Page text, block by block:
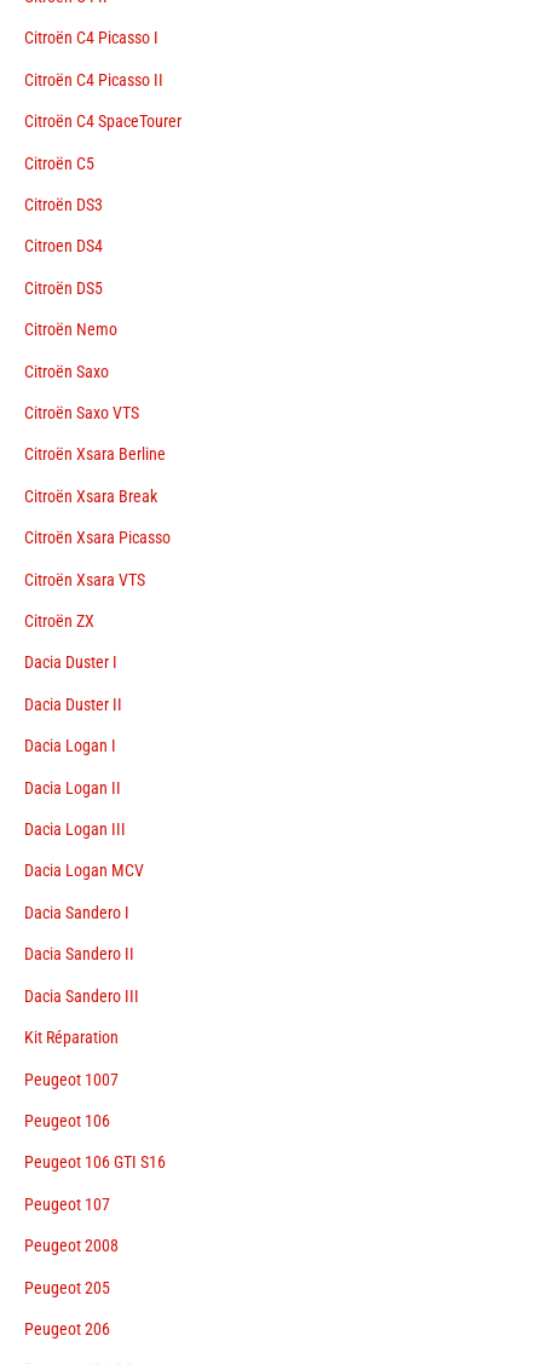
Citroën C4 Picasso I
Citroën C4 Picasso II
Citroën C4 SpaceTourer
Citroën C5
Citroën DS3
Citroen DS4
Citroën DS5
Citroën Nemo
Citroën Saxo
Citroën Saxo VTS
Citroën Xsara Berline
Citroën Xsara Break
Citroën Xsara Picasso
Citroën Xsara VTS
Citroën ZX
Dacia Duster I
Dacia Duster II
Dacia Logan I
Dacia Logan II
Dacia Logan III
Dacia Logan MCV
Dacia Sandero I
Dacia Sandero II
Dacia Sandero III
Kit Réparation
Peugeot 1007
Peugeot 106
Peugeot 106 GTI S16
Peugeot 107
Peugeot 2008
Peugeot 205
Peugeot 206